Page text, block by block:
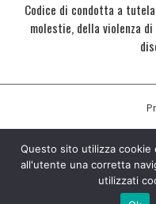
Codice di condotta a
molestie, della violenza
made
Questo sito utilizza cookie
all'utente una corretta
utilizzati